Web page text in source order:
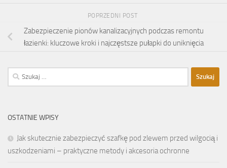
POPRZEDNI POST
Zabezpieczenie pionów kanalizacyjnych podczas remontu
łazienki: kluczowe kroki i najczęstsze pułapki do uniknięcia
Szukaj:
OSTATNIE WPISY
Jak skutecznie zabezpieczyć szafkę pod zlewem przed wilgocią i
uszkodzeniami – praktyczne metody i akcesoria ochronne